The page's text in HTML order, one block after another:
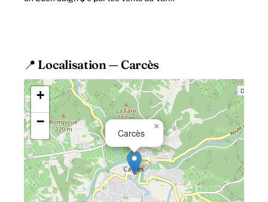
📍 Localisation — Carcès
Carcès
×
+
−